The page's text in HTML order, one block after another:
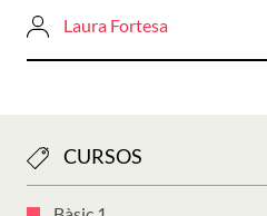
Laura Fortesa
CURSOS